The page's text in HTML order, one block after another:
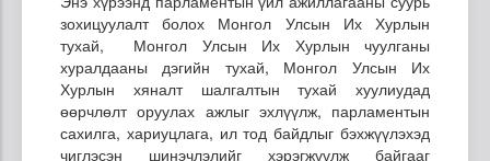
зохицуулалт болох Монгол Улсын Их Хурлын
тухай, Монгол Улсын Их Хурлын чуулганы
хуралдааны дэгийн тухай, Монгол Улсын Их
Хурлын хяналт шалгалтын тухай хуулиудад
өөрчлөлт оруулах ажлыг эхлүүлж, парламентын
сахилга, хариуцлага, ил тод байдлыг бэхжүүлэхэд
чиглэсэн шинэчлэлийг хэрэгжүүлж байгааг